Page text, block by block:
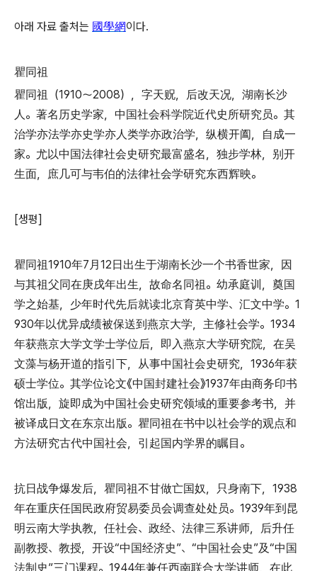
아래 자료 출처는 國學網이다.
瞿同祖
瞿同祖（1910～2008），字天贶，后改天况，湖南长沙
人。著名历史学家，中国社会科学院近代史所研究员。其
治学亦法学亦史学亦人类学亦政治学，纵横开阖，自成一
家。尤以中国法律社会史研究最富盛名，独步学林，别开
生面，庶几可与韦伯的法律社会学研究东西辉映。
[생평]
瞿同祖1910年7月12日出生于湖南长沙一个书香世家，因
与其祖父同在庚戌年出生，故命名同祖。幼承庭训，奠国
学之始基，少年时代先后就读北京育英中学、汇文中学。1
930年以优异成绩被保送到燕京大学，主修社会学。1934
年获燕京大学文学士学位后，即入燕京大学研究院，在吴
文藻与杨开道的指引下，从事中国社会史研究，1936年获
硕士学位。其学位论文《中国封建社会》1937年由商务印书
馆出版，旋即成为中国社会史研究领域的重要参考书，并
被译成日文在东京出版。瞿同祖在书中以社会学的观点和
方法研究古代中国社会，引起国内学界的瞩目。
抗日战争爆发后，瞿同祖不甘做亡国奴，只身南下，1938
年在重庆任国民政府贸易委员会调查处处员。1939年到昆
明云南大学执教，任社会、政经、法律三系讲师，后升任
副教授、教授，开设“中国经济史”、“中国社会史”及“中国
法制史”三门课程。1944年兼任西南联合大学讲师，在此